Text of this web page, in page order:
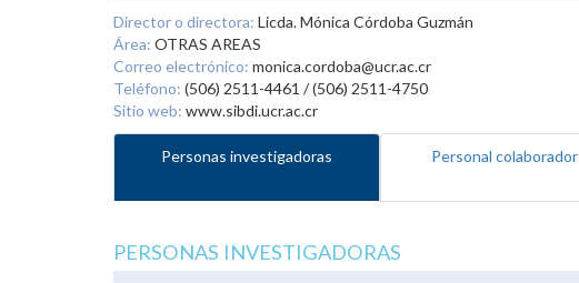
Director o directora: Licda. Mónica Córdoba Guzmán
Área: OTRAS AREAS
Correo electrónico: monica.cordoba@ucr.ac.cr
Teléfono: (506) 2511-4461 / (506) 2511-4750
Sitio web: www.sibdi.ucr.ac.cr
Personas investigadoras Personal colaborador
PERSONAS INVESTIGADORAS